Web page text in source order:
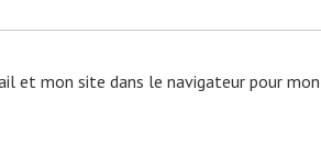
et mon site dans le navigateur pour